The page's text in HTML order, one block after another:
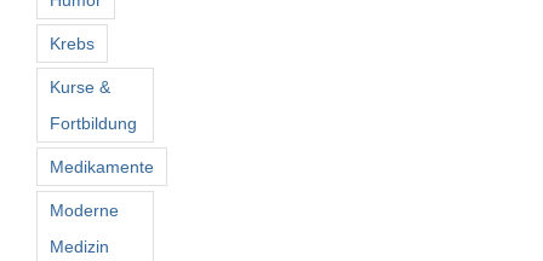
Krebs
Kurse &
Fortbildung
Medikamente
Moderne
Medizin